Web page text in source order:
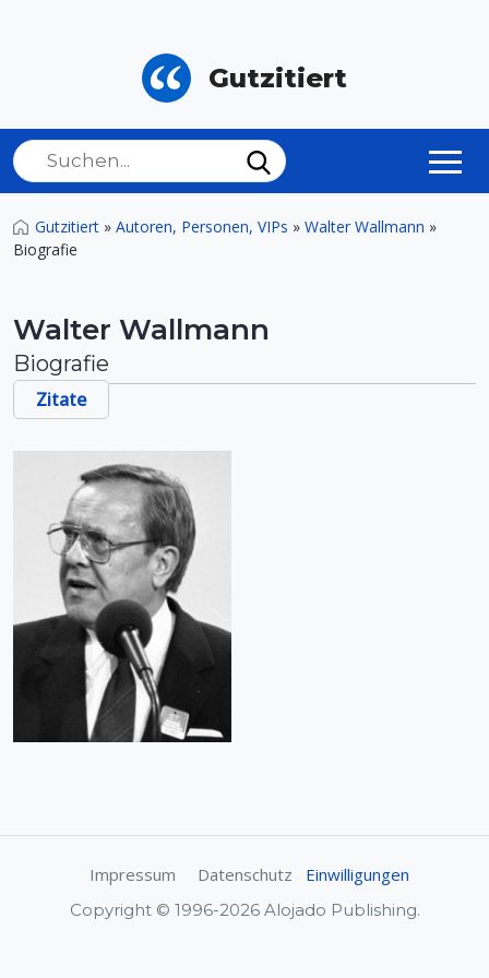
Gutzitiert
Gutzitiert » Autoren, Personen, VIPs » Walter Wallmann »
Biografie
Walter Wallmann
Biografie
Zitate
Impressum Datenschutz Einwilligungen
Copyright © 1996-2026 Alojado Publishing.